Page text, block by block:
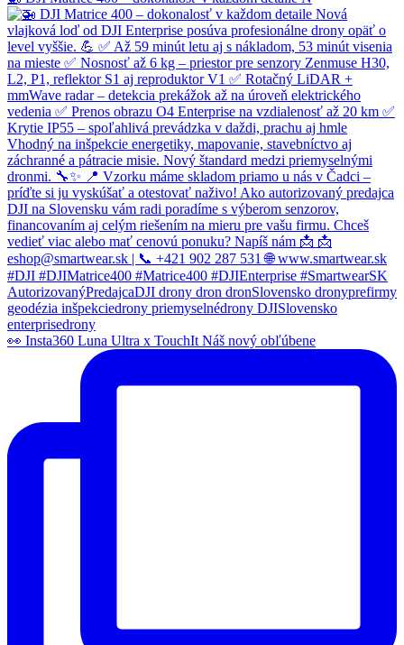
👀 Insta360 Luna Ultra x TouchIt Náš nový obľúbene